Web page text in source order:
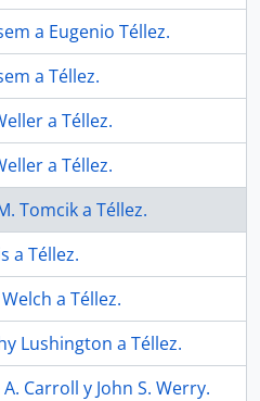
a Eugenio Téllez.
a Téllez.
a Téllez.
a Téllez.
Tomcik a Téllez.
a Téllez.
a Téllez.
Lushington a Téllez.
Carroll y John S. Werry.